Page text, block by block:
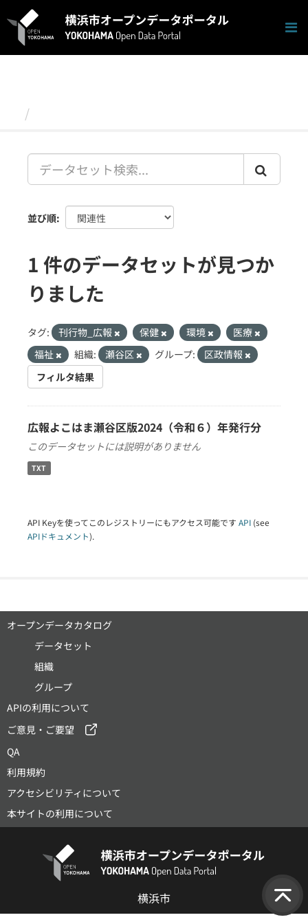
キ
並び順
1 件のデータセットが見つか
りました
タグ: 刊行物_広報 保健 環境
医療
福祉
組織: 瀬谷区 グループ:
区政情報
フィルタ結果
広報よこはま瀬谷区版2024（令和６）年発行分
このデータセットには説明がありません
TXT
API Keyを使ってこのレジストリーにもアクセス可能です API (see
APIドキュメント).
オープンデータカタログ
データセット
組織
グループ
APIの利用について
ご意見・ご要望
QA
利用規約
アクセシビリティについて
本サイトの利用について
横浜市